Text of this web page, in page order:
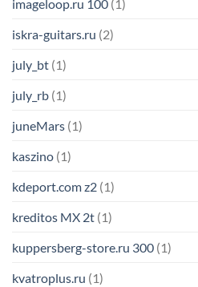
imageloop.ru 100 (1)
iskra-guitars.ru (2)
july_bt (1)
july_rb (1)
juneMars (1)
kaszino (1)
kdeport.com z2 (1)
kreditos MX 2t (1)
kuppersberg-store.ru 300 (1)
kvatroplus.ru (1)